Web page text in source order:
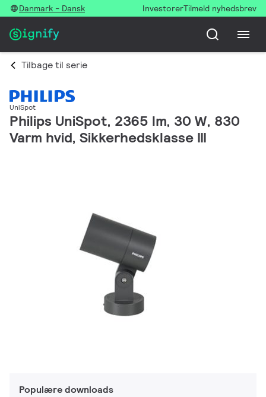
Danmark - Dansk InvestorerTilmeld nyhedsbrev
Tilbage til serie
UniSpot
Philips UniSpot, 2365 lm, 30 W, 830
Varm hvid, Sikkerhedsklasse III
Populære downloads